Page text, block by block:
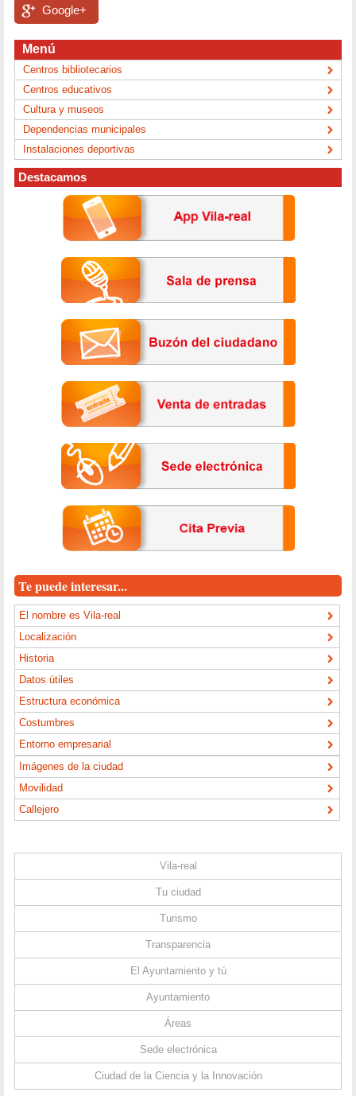
Google+
Menú
Centros bibliotecarios
Centros educativos
Cultura y museos
Dependencias municipales
Instalaciones deportivas
Destacamos
Te puede interesar...
El nombre es Vila-real
Localización
Historia
Datos útiles
Estructura económica
Costumbres
Entorno empresarial
Imágenes de la ciudad
Movilidad
Callejero
Vila-real
Tu ciudad
Turismo
Transparencia
El Ayuntamiento y tú
Ayuntamiento
Áreas
Sede electrónica
Ciudad de la Ciencia y la Innovación